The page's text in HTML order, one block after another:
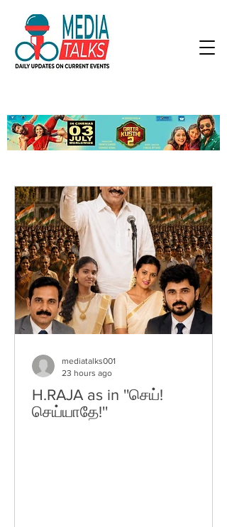
H.RAJA as in ''செய்!
செய்யாதே!''
mediatalks001
23 hours ago